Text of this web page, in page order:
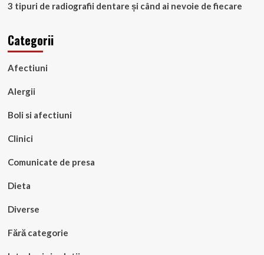
3 tipuri de radiografii dentare și când ai nevoie de fiecare
Categorii
Afectiuni
Alergii
Boli si afectiuni
Clinici
Comunicate de presa
Dieta
Diverse
Fără categorie